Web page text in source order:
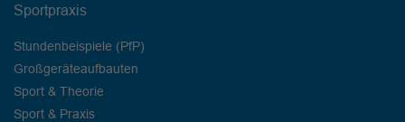
Sportpraxis
Stundenbeispiele (PfP)
Großgeräteaufbauten
Sport & Theorie
Sport & Praxis